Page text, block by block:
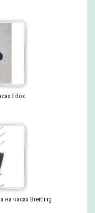
Edox
на часах Breitling